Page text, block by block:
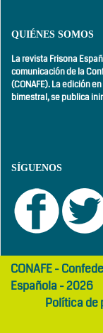
QUIÉNES SOMOS
La revista Frisona
comunicación de la
(CONAFE). La edición
bimestral,se publica
SÍGUENOS
girls
abaya
maltepe
otelCONAFE -
Española - 2026
Política de